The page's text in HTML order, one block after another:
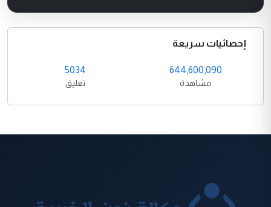
إحصائيات سريعة
644,600,090
مشاهدة
5034
تعليق